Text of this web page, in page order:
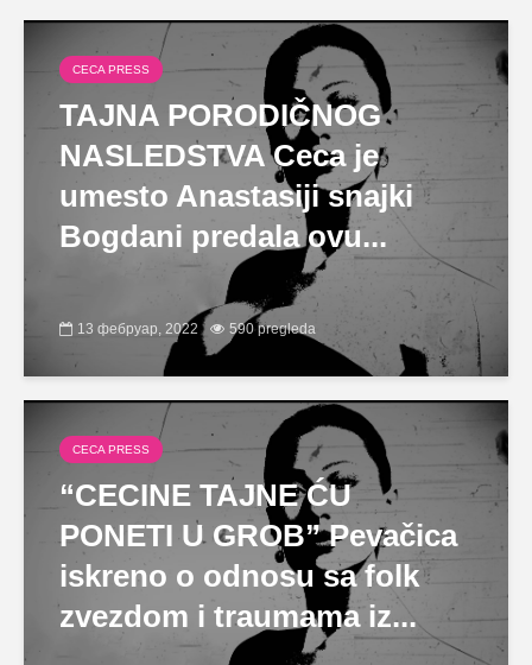
CECA PRESS
TAJNA PORODIČNOG
NASLEDSTVA Ceca je
umesto Anastasiji snajki
Bogdani predala ovu...
13 фебруар, 2022 590 pregleda
CECA PRESS
“CECINE TAJNE ĆU
PONETI U GROB” Pevačica
iskreno o odnosu sa folk
zvezdom i traumama iz...